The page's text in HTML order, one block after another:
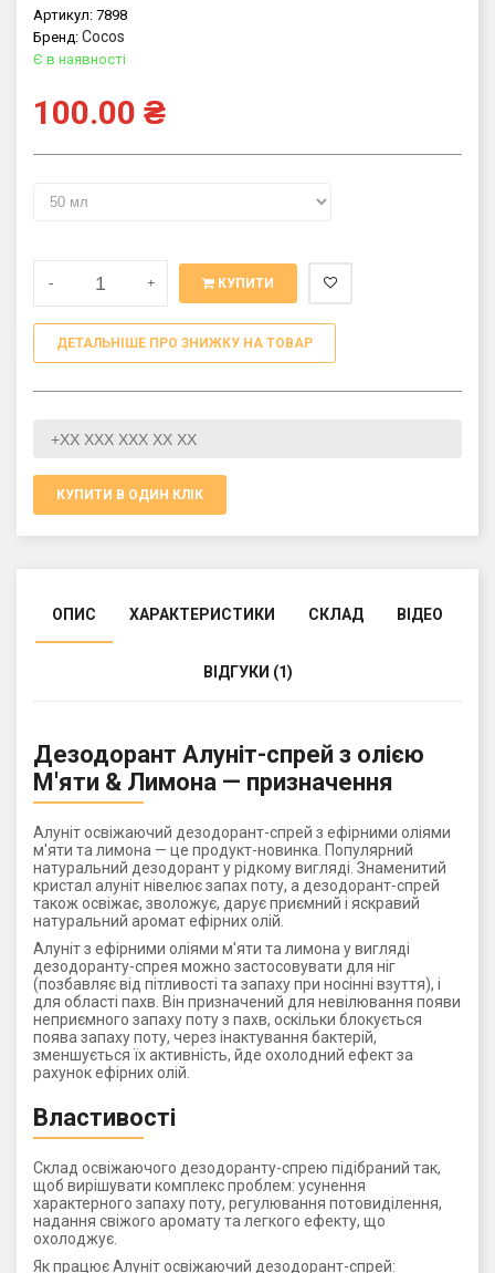
Артикул: 7898
Бренд: Cocos
Є в наявності
100.00 ₴
- + КУПИТИ
ДЕТАЛЬНІШЕ ПРО ЗНИЖКУ НА ТОВАР
КУПИТИ В ОДИН КЛІК
ОПИС ХАРАКТЕРИСТИКИ СКЛАД ВІДЕО
ВІДГУКИ (1)
Дезодорант Алуніт-спрей з олією
М'яти & Лимона — призначення
Алуніт освіжаючий дезодорант-спрей з ефірними оліями
м'яти та лимона — це продукт-новинка. Популярний
натуральний дезодорант у рідкому вигляді. Знаменитий
кристал алуніт нівелює запах поту, а дезодорант-спрей
також освіжає, зволожує, дарує приємний і яскравий
натуральний аромат ефірних олій.
Алуніт з ефірними оліями м'яти та лимона у вигляді
дезодоранту-спрея можно застосовувати для ніг
(позбавляє від пітливості та запаху при носінні взуття), і
для області пахв. Він призначений для невілювання появи
неприємного запаху поту з пахв, оскільки блокується
поява запаху поту, через інактування бактерій,
зменшується їх активність, йде охолодний ефект за
рахунок ефірних олій.
Властивості
Склад освіжаючого дезодоранту-спрею підібраний так,
щоб вирішувати комплекс проблем: усунення
характерного запаху поту, регулювання потовиділення,
надання свіжого аромату та легкого ефекту, що
охолоджує.
Як працює Алуніт освіжаючий дезодорант-спрей: